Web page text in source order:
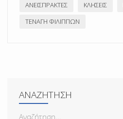
ΑΝΕΊΣΠΡΑΚΤΕΣ
ΚΛΉΣΕΙΣ
ΤΕΝΆΓΗ ΦΙΛΊΠΠΩΝ
ΑΝΑΖΉΤΗΣΗ
ΑΝΑΖΉΤΗΣΗ...